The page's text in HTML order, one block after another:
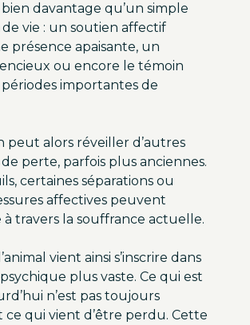
davantage qu’un simple
vie : un soutien affectif
présence apaisante, un
ou encore le témoin
importantes de
peut alors réveiller d’autres
perte, parfois plus anciennes.
certaines séparations ou
affectives peuvent
travers la souffrance actuelle.
vient ainsi s’inscrire dans
plus vaste. Ce qui est
n’est pas toujours
qui vient d’être perdu. Cette